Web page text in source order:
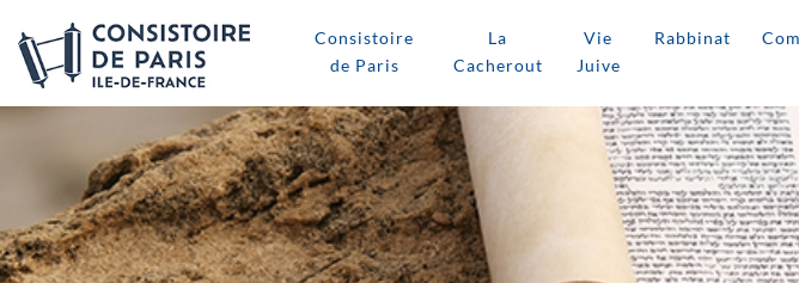
Consistoire
de Paris
La
Cacherout
Vie
Juive
Rabbinat